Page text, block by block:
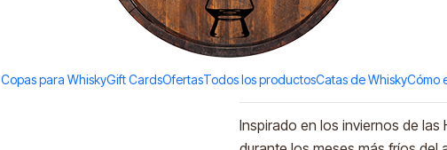
Copas para WhiskyGift CardsOfertasTodos los productosCatas de WhiskyCómo
Quantity
DESCRIPTION
Inspirado en los inviernos de